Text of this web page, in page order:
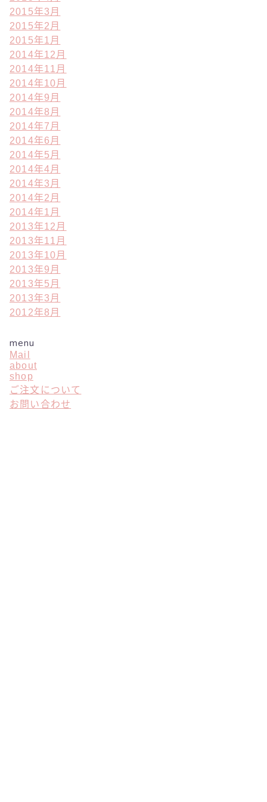
2015年3月
2015年2月
2015年1月
2014年12月
2014年11月
2014年10月
2014年9月
2014年8月
2014年7月
2014年6月
2014年5月
2014年4月
2014年3月
2014年2月
2014年1月
2013年12月
2013年11月
2013年10月
2013年9月
2013年5月
2013年3月
2012年8月
menu
Mail
about
shop
ご注文について
お問い合わせ